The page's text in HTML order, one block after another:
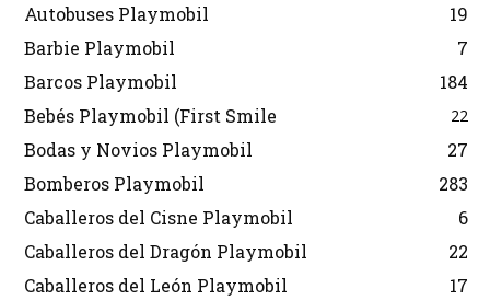
Autobuses Playmobil
19
Barbie Playmobil
7
Barcos Playmobil
184
Bebés Playmobil (First Smile
22
Bodas y Novios Playmobil
27
Bomberos Playmobil
283
Caballeros del Cisne Playmobil
6
Caballeros del Dragón Playmobil
22
Caballeros del León Playmobil
17